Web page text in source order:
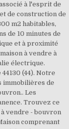
à l'esprit de
de construction de
m2 habitables,
de 10 minutes de
et à proximité
à vendre à
électrique.
(44). Notre
immobilières de
Les
Trouvez ce
vendre - bouvron
comprenant